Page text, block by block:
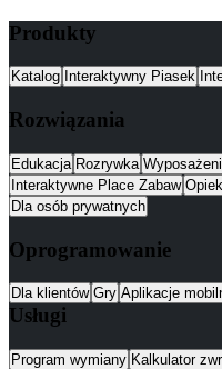
Produkty
Katalog Interaktywny Piasek
Rozwiązania
Edukacja Rozrywka
Interaktywne Place Zabaw
Dla osób prywatnych
Oprogramowanie
Dla klientów Gry Aplikacje
Usługi
Program wymiany Kalkulator